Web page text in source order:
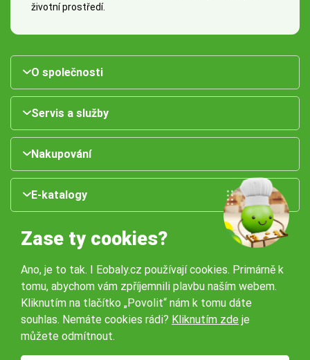
životní prostředí.
O společnosti
Servis a služby
Nakupování
E-katalogy
Naše pobočky:
Obchodní podmínky
Zase ty cookies?
Ano, je to tak. I Eobaly.cz používají cookies. Primárně k
tomu, abychom vám zpříjemnili plavbu naším webem.
Kliknutím na tlačítko „Povolit“ nám k tomu dáte
souhlas. Nemáte cookies rádi? Kliknutím zde je
můžete odmítnout.